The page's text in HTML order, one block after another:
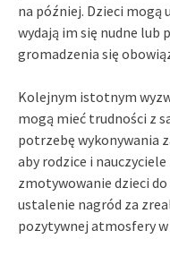
na później. Dzieci mogą
wydają im się nudne lub
gromadzenia się
Kolejnym istotnym
mogą mieć trudności z
potrzebę wykonywania
aby rodzice i
zmotywowanie dzieci do
ustalenie nagród za
pozytywnej atmosfery w